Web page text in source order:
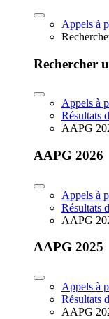
Appels à
Rechercher
Appels à
Résultats
AAPG
AAPG 2026
Appels à
Résultats
AAPG
AAPG 2025
Appels à
Résultats
AAPG